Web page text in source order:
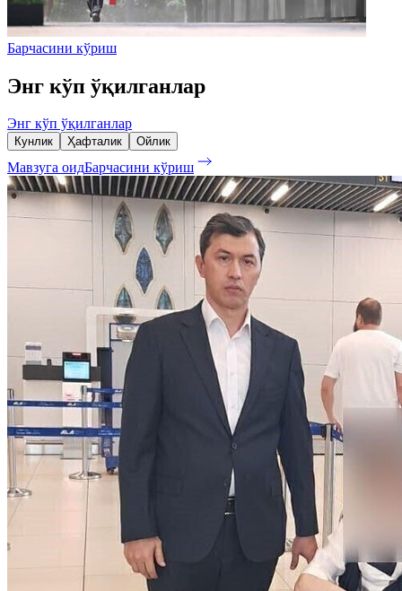
Барчасини кўриш
Энг кўп ўқилганлар
Энг кўп ўқилганлар
Кунлик Ҳафталик Ойлик
Мавзуга оидБарчасини кўриш